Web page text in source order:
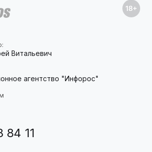
Витальевич
агентство "Инфорос"
84 11